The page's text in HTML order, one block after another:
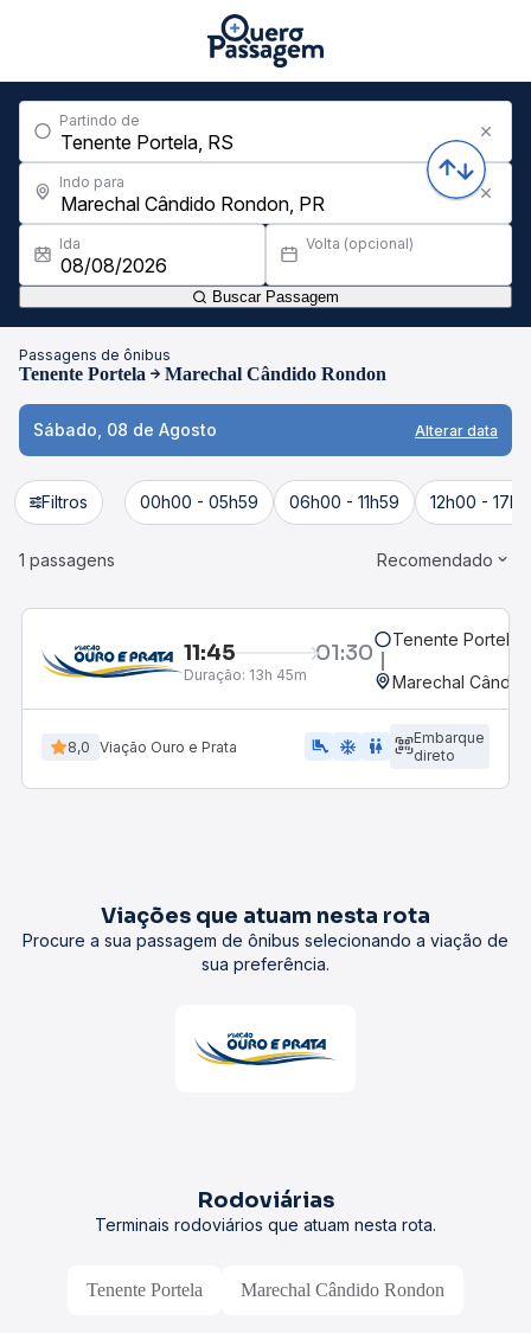
Partindo de
Indo para
Ida Volta (opcional)
Buscar Passagem
Passagens de ônibus
Tenente Portela Marechal Cândido Rondon
Sábado, 08 de Agosto Alterar data
Filtros 00h00 - 05h59 06h00 - 11h59 12h00 -
1 passagens Recomendado
11:45 01:30
Duração: 13h 45m
Tenente Portela,
Marechal
8,0 Viação Ouro e Prata airline_seat_legroom_extra ac_unit WC
Embarque
direto
Viações que atuam nesta rota
Procure a sua passagem de ônibus selecionando a viação de
sua preferência.
Rodoviárias
Terminais rodoviários que atuam nesta rota.
Tenente Portela Marechal Cândido Rondon